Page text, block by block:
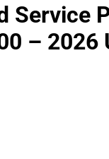
Service
– 2026